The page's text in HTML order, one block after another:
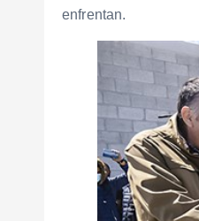
enfrentan.